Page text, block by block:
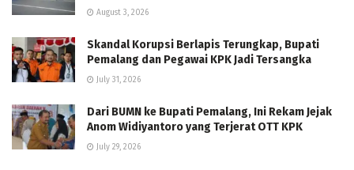
August 3, 2026
Skandal Korupsi Berlapis Terungkap, Bupati
Pemalang dan Pegawai KPK Jadi Tersangka
July 31, 2026
Dari BUMN ke Bupati Pemalang, Ini Rekam Jejak
Anom Widiyantoro yang Terjerat OTT KPK
July 29, 2026